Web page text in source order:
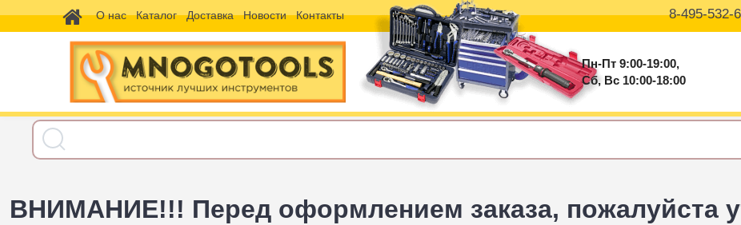
О нас Каталог Доставка Новости Контакты 8-495-532-
Пн-Пт 9:00-19:00,
Сб, Вс 10:00-18:00
ВНИМАНИЕ!!! Перед оформлением заказа, пожалуйста